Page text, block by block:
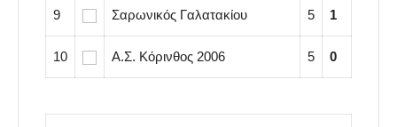
9 Σαρωνικός Γαλατακίου 5 1
10 Α.Σ. Κόρινθος 2006 5 0